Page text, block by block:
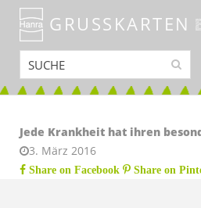
GRUSSKARTEN
Jede Krankheit hat ihren
3. März 2016
Share on Facebook Share on